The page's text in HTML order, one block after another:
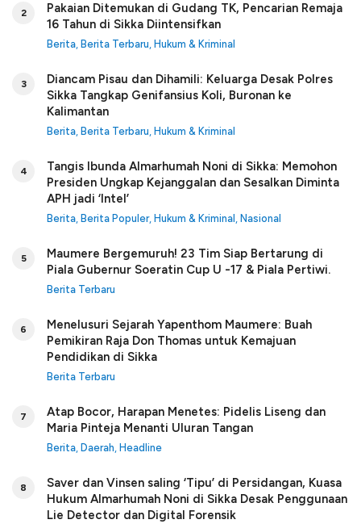
2
Pakaian Ditemukan di Gudang TK, Pencarian Remaja
16 Tahun di Sikka Diintensifkan
Berita, Berita Terbaru, Hukum & Kriminal
3
Diancam Pisau dan Dihamili: Keluarga Desak Polres
Sikka Tangkap Genifansius Koli, Buronan ke
Kalimantan
Berita, Berita Terbaru, Hukum & Kriminal
4
Tangis Ibunda Almarhumah Noni di Sikka: Memohon
Presiden Ungkap Kejanggalan dan Sesalkan Diminta
APH jadi ‘Intel’
Berita, Berita Populer, Hukum & Kriminal , Nasional
5
Maumere Bergemuruh! 23 Tim Siap Bertarung di
Piala Gubernur Soeratin Cup U -17 & Piala Pertiwi.
Berita Terbaru
6
Menelusuri Sejarah Yapenthom Maumere: Buah
Pemikiran Raja Don Thomas untuk Kemajuan
Pendidikan di Sikka
Berita Terbaru
7
Atap Bocor, Harapan Menetes: Pidelis Liseng dan
Maria Pinteja Menanti Uluran Tangan
Berita, Daerah, Headline
8
Saver dan Vinsen saling ‘Tipu’ di Persidangan, Kuasa
Hukum Almarhumah Noni di Sikka Desak Penggunaan
Lie Detector dan Digital Forensik